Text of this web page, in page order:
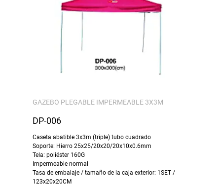
GAZEBO PLEGABLE IMPERMEABLE 3X3M
DP-006
Caseta abatible 3x3m (triple) tubo cuadrado
Soporte: Hierro 25x25/20x20/20x10x0.6mm
Tela: poliéster 160G
Impermeable normal
Tasa de embalaje / tamaño de la caja exterior: 1SET /
123x20x20CM